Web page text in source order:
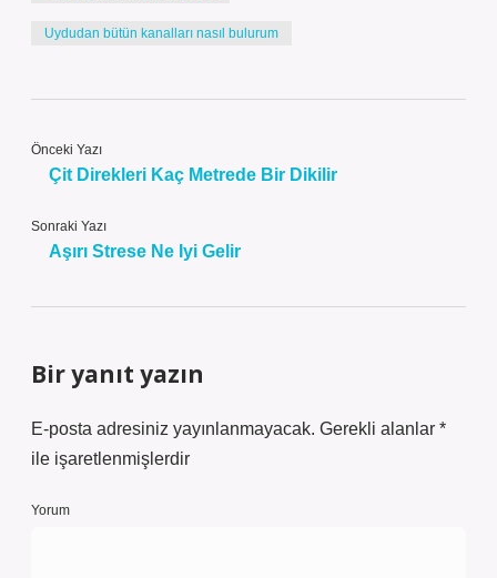
Uydudan bütün kanalları nasıl bulurum
Önceki Yazı
Çit Direkleri Kaç Metrede Bir Dikilir
Sonraki Yazı
Aşırı Strese Ne Iyi Gelir
Bir yanıt yazın
E-posta adresiniz yayınlanmayacak. Gerekli alanlar *
ile işaretlenmişlerdir
Yorum